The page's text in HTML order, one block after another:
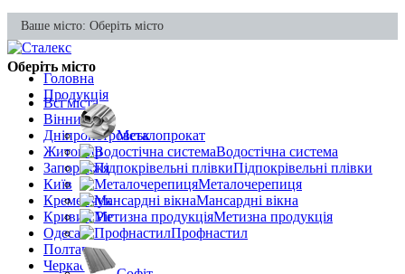
Ваше місто: Оберіть місто
Оберіть місто
Всі міста
Вінниця
Дніпропетровськ
Житомир
Запоріжжя
Київ
Кременчук
Кривий Ріг
Одеса
Полтава
Черкаси
Головна
Продукція
Металопрокат
Водостічна система
Підпокрівельні плівки
Металочерепиця
Мансардні вікна
Метизна продукція
Профнастил